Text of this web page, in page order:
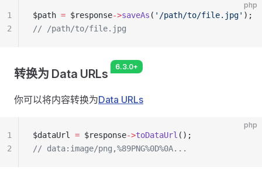
php
$path = $response->saveAs ( '/path/to/file.jpg' );
// /path/to/file.jpg
1
2
转换为 Data URLs
6.3.0+
你可以将内容转换为Data URLs
php
$dataUrl = $response->toDataUrl ();
// data:image/png,%89PNG%0D%0A...
1
2